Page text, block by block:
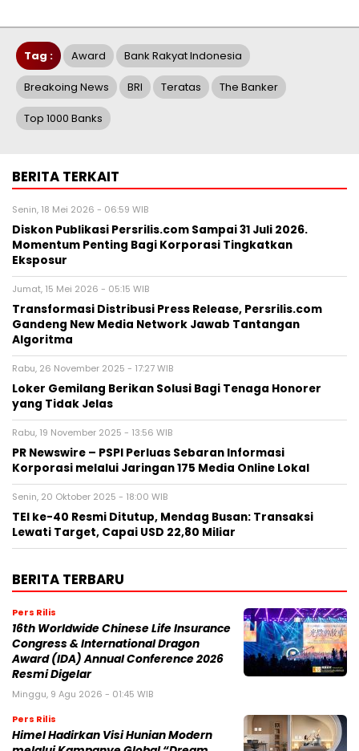
Tag : Award Bank Rakyat Indonesia
Breakoing News BRI Teratas The Banker
Top 1000 Banks
BERITA TERKAIT
Senin, 18 Mei 2026 - 06:59 WIB
Diskon Publikasi Persrilis.com Sampai 31 Juli 2026.
Momentum Penting Bagi Korporasi Tingkatkan
Eksposur
Jumat, 15 Mei 2026 - 05:15 WIB
Transformasi Distribusi Press Release, Persrilis.com
Gandeng New Media Network Jawab Tantangan
Algoritma
Rabu, 26 November 2025 - 17:27 WIB
Loker Gemilang Berikan Solusi Bagi Tenaga Honorer
yang Tidak Jelas
Rabu, 19 November 2025 - 13:56 WIB
PR Newswire – PSPI Perluas Sebaran Informasi
Korporasi melalui Jaringan 175 Media Online Lokal
Senin, 20 Oktober 2025 - 18:00 WIB
TEI ke-40 Resmi Ditutup, Mendag Busan: Transaksi
Lewati Target, Capai USD 22,80 Miliar
BERITA TERBARU
Pers Rilis
16th Worldwide Chinese Life Insurance
Congress & International Dragon
Award (IDA) Annual Conference 2026
Resmi Digelar
Minggu, 9 Agu 2026 - 01:45 WIB
Pers Rilis
Himel Hadirkan Visi Hunian Modern